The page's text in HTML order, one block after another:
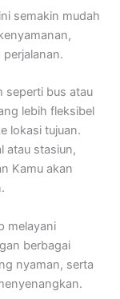
semakin mudah
seperti bus atau
lebih fleksibel
lokasi tujuan.
atau stasiun,
Kamu akan
melayani
berbagai
nyaman, serta